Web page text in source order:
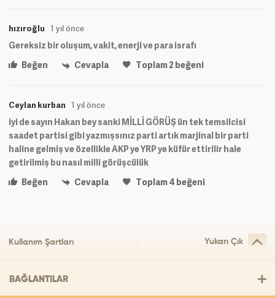
hızıroğlu 1 yıl önce
Gereksiz bir oluşum, vakit, enerji ve para israfı
Beğen
Cevapla Toplam2beğeni
Ceylan kurban 1 yıl önce
iyi de sayın Hakan bey sanki MİLLİ GÖRÜŞ ün tek temsilcisi
saadet partisi gibi yazmışsınız parti artık marjinal bir parti
haline gelmiş ve özellikle AKP ye YRP ye küfür ettirilir hale
getirilmiş bu nasıl milli görüşcülük
Beğen
Cevapla Toplam4 beğeni
Kullanım Şartları Yukarı Çık
BAĞLANTILAR